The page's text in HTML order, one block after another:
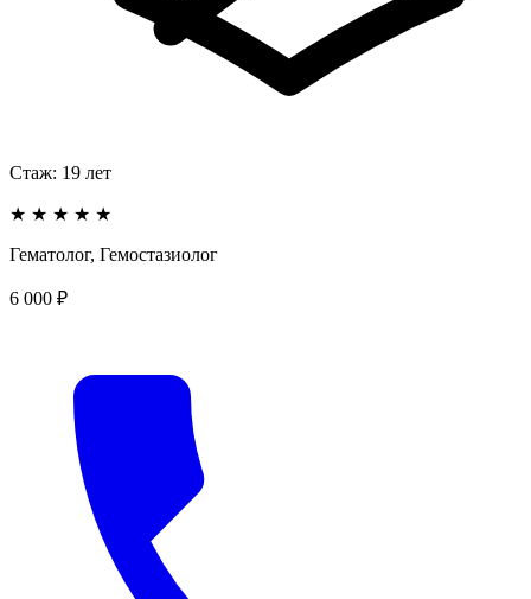
Стаж: 19 лет
★ ★ ★ ★ ★
Гематолог, Гемостазиолог
6 000 ₽